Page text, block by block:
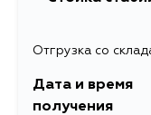
Отгрузка со
Дата и время
получения